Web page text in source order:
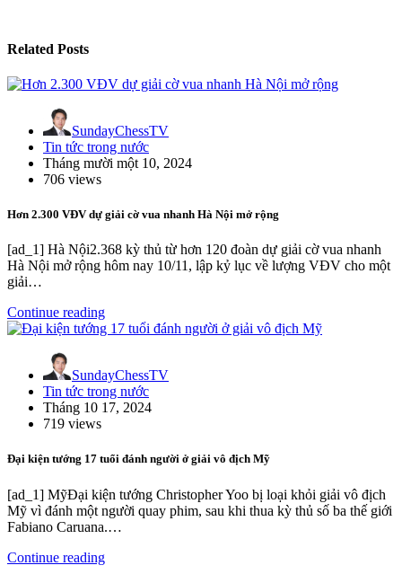
Related Posts
SundayChessTV
Tin tức trong nước
Tháng mười một 10, 2024
706 views
Hơn 2.300 VĐV dự giải cờ vua nhanh Hà Nội mở rộng
[ad_1] Hà Nội2.368 kỳ thủ từ hơn 120 đoàn dự giải cờ vua nhanh
Hà Nội mở rộng hôm nay 10/11, lập kỷ lục về lượng VĐV cho một
giải…
Continue reading
SundayChessTV
Tin tức trong nước
Tháng 10 17, 2024
719 views
Đại kiện tướng 17 tuổi đánh người ở giải vô địch Mỹ
[ad_1] MỹĐại kiện tướng Christopher Yoo bị loại khỏi giải vô địch
Mỹ vì đánh một người quay phim, sau khi thua kỳ thủ số ba thế giới
Fabiano Caruana.…
Continue reading